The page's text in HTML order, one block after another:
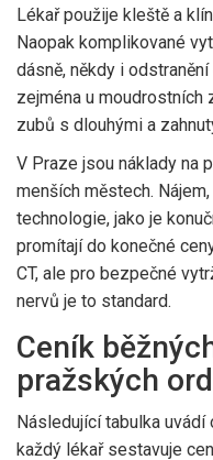
Lékař použije kleště a
Naopak komplikované
dásně, někdy i
zejména u moudrostních
zubů s dlouhými a
V Praze jsou náklady na
menších městech.
technologie, jako je
promítají do konečné
CT, ale pro bezpečné
nervů je to standard.
Ceník
pražských
Následující tabulka uvádí
každý lékař sestavuje